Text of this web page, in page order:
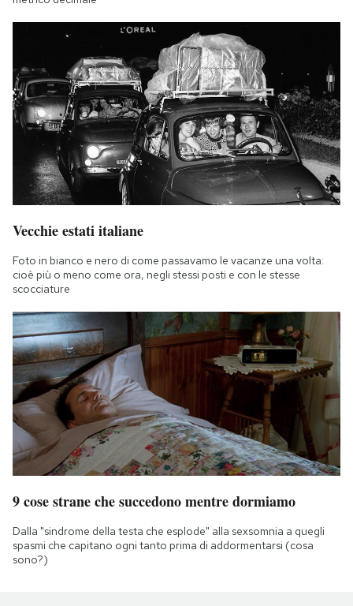
Vecchie estati italiane
Foto in bianco e nero di come passavamo le vacanze una volta:
cioè più o meno come ora, negli stessi posti e con le stesse
scocciature
9 cose strane che succedono mentre dormiamo
Dalla "sindrome della testa che esplode" alla sexsomnia a quegli
spasmi che capitano ogni tanto prima di addormentarsi (cosa
sono?)